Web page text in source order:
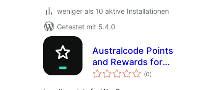
weniger als 10 aktive Installationen
Getestet mit 5.4.0
Australcode Points
and Rewards for
WooCommerce
(0Bewertungen
insgesamt
)